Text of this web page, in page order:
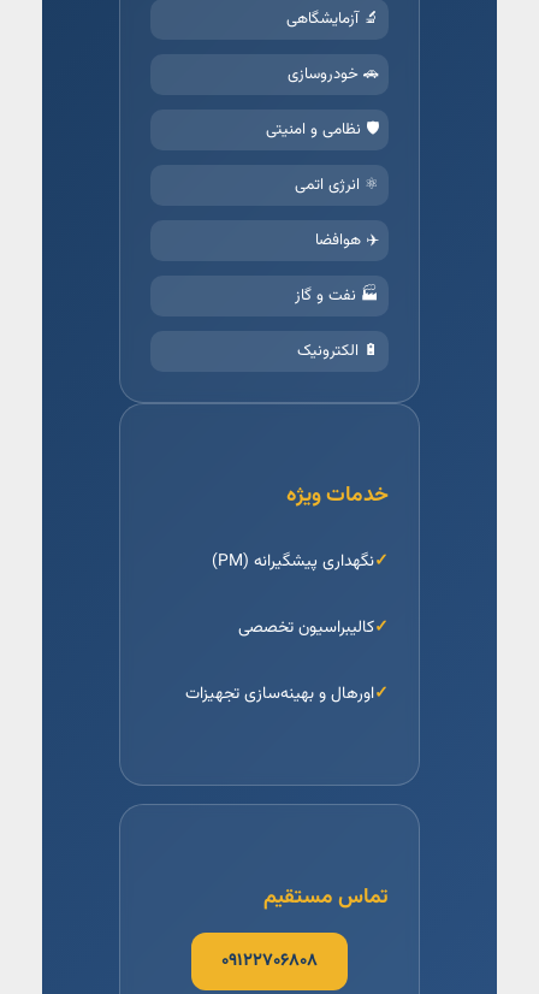
🔬 آزمایشگاهی
🚗 خودروسازی
🛡️ نظامی و امنیتی
⚛️ انرژی اتمی
✈️ هوافضا
🏭 نفت و گاز
🔋 الکترونیک
خدمات ویژه
نگهداری پیشگیرانه (PM)
کالیبراسیون تخصصی
اورهال و بهینه‌سازی تجهیزات
تماس مستقیم
۰۹۱۲۲۷۰۶۸۰۸